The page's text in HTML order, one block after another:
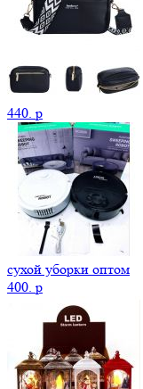
440. p
сухой уборки оптом
400. p